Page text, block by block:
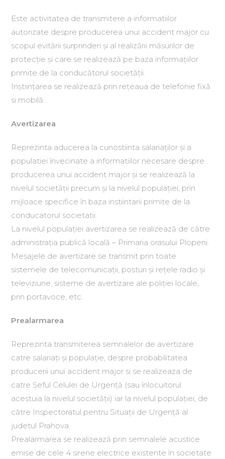
Este activitatea de transmitere a informatiilor
autorizate despre producerea unui accident major cu
scopul evitării surprinderi şi al realizării măsurilor de
protecţie şi care se realizează pe baza informaţiilor
primite de la conducătorul societăţii.
Inştiinţarea se realizează prin reţeaua de telefonie fixă
si mobilă.
Avertizarea
Reprezinta aducerea la cunostiinta salariaţilor şi a
populatiei învecinate a informatiilor necesare despre
producerea unui accident major şi se realizează la
nivelul societăţii precum şi la nivelul populaţiei, prin
mijloace specifice în baza instiintarii primite de la
conducatorul societatii.
La nivelul populaţiei avertizarea se realizează de către
administraţia publică locală – Primaria orasului Plopeni.
Mesajele de avertizare se transmit prin toate
sistemele de telecomunicaţii, posturi şi reţele radio şi
televiziune, sisteme de avertizare ale poliţiei locale,
prin portavoce, etc.
Prealarmarea
Reprezinta transmiterea semnalelor de avertizare
catre salariaţi şi populaţie, despre probabilitatea
producerii unui accident major si se realizeaza de
catre Şeful Celulei de Urgenţă (sau înlocuitorul
acestuia la nivelul societăţii) iar la nivelul populaţiei, de
către Inspectoratul pentru Situaţii de Urgenţă al
judetul Prahova.
Prealarmarea se realizează prin semnalele acustice
emise de cele 4 sirene electrice existente în societate